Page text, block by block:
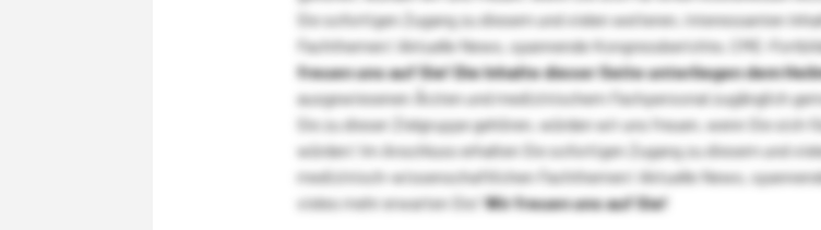
Sie sofortigen Zugang zu diesem und vielen weiteren, interessanten
Fachthemen! Aktuelle News, spannende Kongressberichte, CME-
freuen uns auf Sie!Die Inhalte dieser Seite unterliegen dem
ausgewiesenen Ärzten und medizinischem Fachpersonal zugänglich
Sie zu dieser Zielgruppe gehören, würden wir uns freuen, wenn Sie
würden! Im Anschluss erhalten Sie sofortigen Zugang zu diesem und
medizinisch-wissenschaftlichen Fachthemen! Aktuelle News,
vieles mehr erwarten Sie!Wir freuen uns auf Sie!